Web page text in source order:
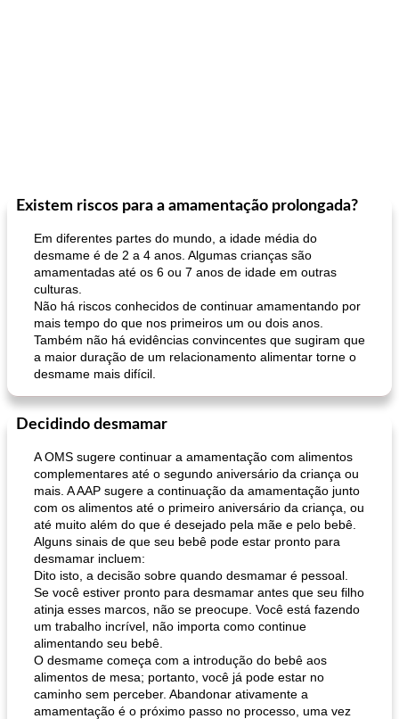
Existem riscos para a amamentação prolongada?
Em diferentes partes do mundo, a idade média do
desmame é de 2 a 4 anos. Algumas crianças são
amamentadas até os 6 ou 7 anos de idade em outras
culturas.
Não há riscos conhecidos de continuar amamentando por
mais tempo do que nos primeiros um ou dois anos.
Também não há evidências convincentes que sugiram que
a maior duração de um relacionamento alimentar torne o
desmame mais difícil.
Decidindo desmamar
A OMS sugere continuar a amamentação com alimentos
complementares até o segundo aniversário da criança ou
mais. A AAP sugere a continuação da amamentação junto
com os alimentos até o primeiro aniversário da criança, ou
até muito além do que é desejado pela mãe e pelo bebê.
Alguns sinais de que seu bebê pode estar pronto para
desmamar incluem:
Dito isto, a decisão sobre quando desmamar é pessoal.
Se você estiver pronto para desmamar antes que seu filho
atinja esses marcos, não se preocupe. Você está fazendo
um trabalho incrível, não importa como continue
alimentando seu bebê.
O desmame começa com a introdução do bebê aos
alimentos de mesa; portanto, você já pode estar no
caminho sem perceber. Abandonar ativamente a
amamentação é o próximo passo no processo, uma vez